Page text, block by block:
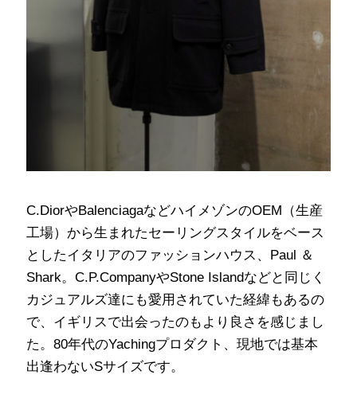
C.DiorやBalenciagaなどハイメゾンのOEM（生産
工場）から生まれたセーリングスタイルをベース
としたイタリアのファッションハウス、Paul ＆
Shark。C.P.CompanyやStone Islandなどと同じく
カジュアルズ達にも愛用されていた経緯もあるの
で、イギリスで出会ったのもより良さを感じまし
た。80年代のYachingプロダクト、現地では基本
出逢わないSサイズです。